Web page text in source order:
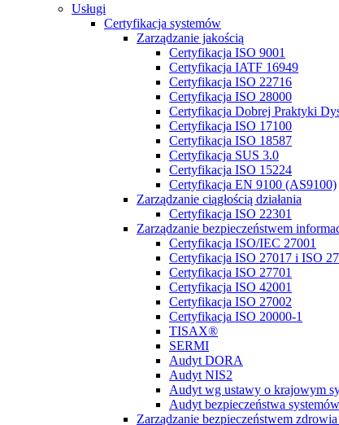
Usługi
Certyfikacja systemów
Zarządzanie jakością
Certyfikacja ISO 9001
Certyfikacja IATF 16949
Certyfikacja ISO 22716
Certyfikacja ISO 28000
Certyfikacja Dobrej Praktyki
Certyfikacja ISO 17100
Certyfikacja ISO 18587
Certyfikacja SUS 3.0
Certyfikacja ISO 15224
Certyfikacja EN 9100 (AS9100)
Zarządzanie ciągłością działania
Certyfikacja ISO 22301
Zarządzanie bezpieczeństwem
Certyfikacja ISO/IEC 27001
Certyfikacja ISO 27017 i ISO
Certyfikacja ISO 27701
Certyfikacja ISO 42001
Certyfikacja ISO 27002
Certyfikacja ISO 20000-1
TISAX®
SERMI
Audyt DORA
Audyt NIS2
Audyt wg ustawy o krajowym
Audyt bezpieczeństwa
Zarządzanie bezpieczeństwem